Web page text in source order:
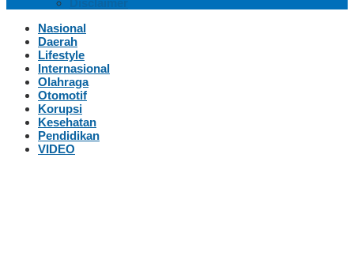
Disclaimer
Nasional
Daerah
Lifestyle
Internasional
Olahraga
Otomotif
Korupsi
Kesehatan
Pendidikan
VIDEO